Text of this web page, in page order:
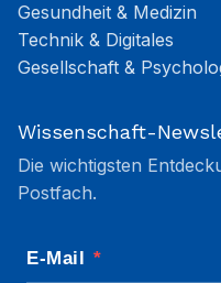
Gesundheit & Medizin
Technik & Digitales
Gesellschaft &
Wissenschaft-
Die wichtigsten
Postfach.